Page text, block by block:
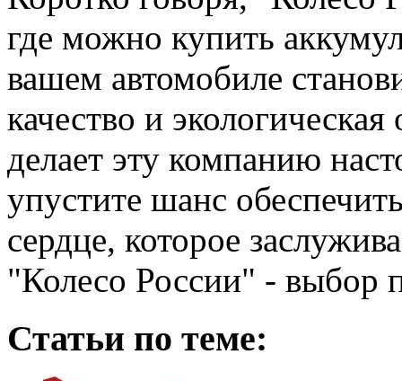
где можно купить
вашем автомобиле
качество и
делает эту компанию
упустите шанс
сердце, которое
"Колесо России" - выбор
Статьи по теме: